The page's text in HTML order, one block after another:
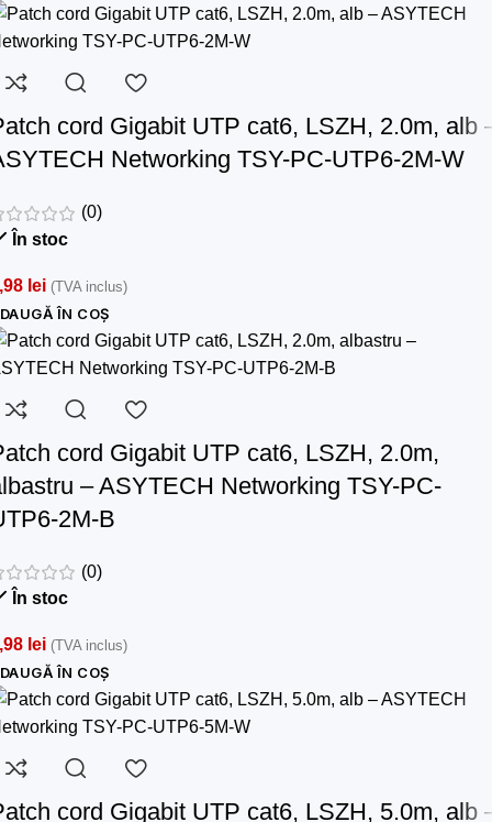
cord Gigabit UTP cat6, LSZH, 2.0m, alb
Networking TSY-PC-UTP6-2M-W
(0)
În stoc
lei (TVA inclus)
ÎN COȘ
cord Gigabit UTP cat6, LSZH, 2.0m,
– ASYTECH Networking TSY-PC-
2M-B
(0)
În stoc
lei (TVA inclus)
ÎN COȘ
cord Gigabit UTP cat6, LSZH, 5.0m, alb